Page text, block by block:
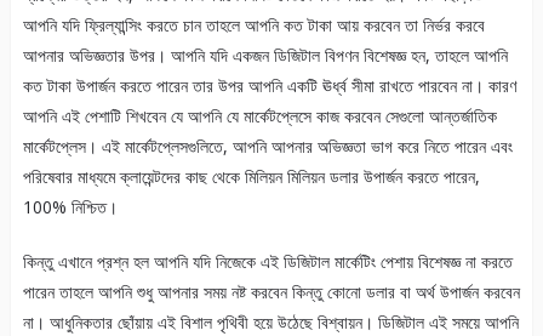
আপনি যদি ফ্রিল্যান্সিং করতে চান তাহলে আপনি কত টাকা আয় করবেন তা নির্ভর করবে
আপনার অভিজ্ঞতার উপর। আপনি যদি একজন ডিজিটাল বিপণন বিশেষজ্ঞ হন, তাহলে আপনি
কত টাকা উপার্জন করতে পারেন তার উপর আপনি একটি ঊর্ধ্ব সীমা রাখতে পারবেন না। কারণ
আপনি এই পেশাটি শিখবেন যে আপনি যে মার্কেটপ্লেসে কাজ করবেন সেগুলো আন্তর্জাতিক
মার্কেটপ্লেস। এই মার্কেটপ্লেসগুলিতে, আপনি আপনার অভিজ্ঞতা ভাগ করে নিতে পারেন এবং
পরিষেবার মাধ্যমে ক্লায়েন্টদের কাছ থেকে মিলিয়ন মিলিয়ন ডলার উপার্জন করতে পারেন,
100% নিশ্চিত।
কিন্তু এখানে প্রশ্ন হল আপনি যদি নিজেকে এই ডিজিটাল মার্কেটিং পেশায় বিশেষজ্ঞ না করতে
পারেন তাহলে আপনি শুধু আপনার সময় নষ্ট করবেন কিন্তু কোনো ডলার বা অর্থ উপার্জন করবেন
না। আধুনিকতার ছোঁয়ায় এই বিশাল পৃথিবী হয়ে উঠেছে বিশ্বায়ন। ডিজিটাল এই সময়ে আপনি